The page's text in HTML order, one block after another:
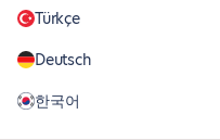
Türkçe
Deutsch
한국어